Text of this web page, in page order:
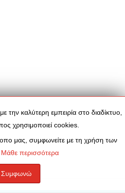
την καλύτερη εμπειρία στο διαδίκτυο,
χρησιμοποιεί cookies.
μας, συμφωνείτε με τη χρήση των
Μάθε περισσότερα
Συμφωνώ